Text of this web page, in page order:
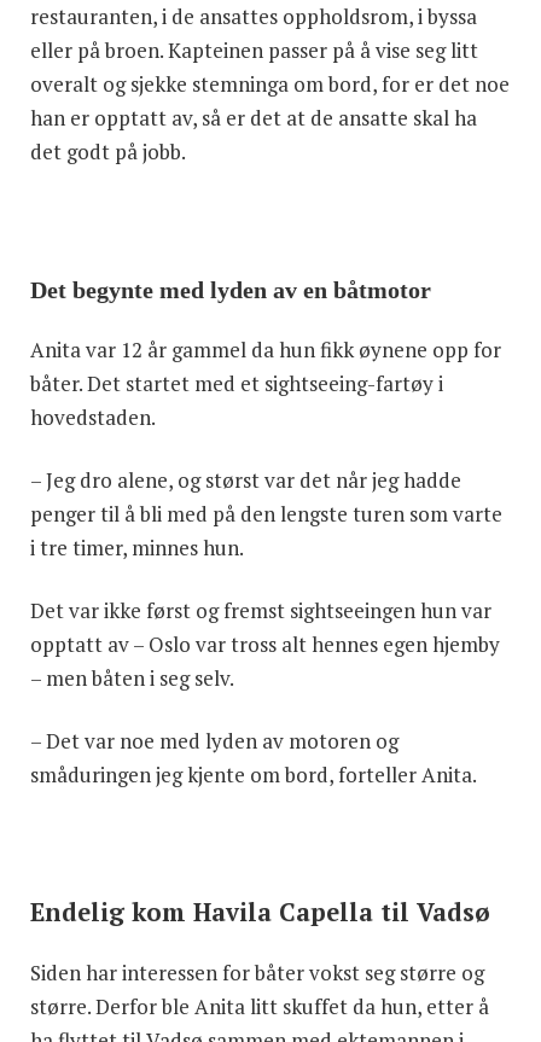
restauranten, i de ansattes oppholdsrom, i byssa
eller på broen. Kapteinen passer på å vise seg litt
overalt og sjekke stemninga om bord, for er det noe
han er opptatt av, så er det at de ansatte skal ha
det godt på jobb.
Det begynte med lyden av en båtmotor
Anita var 12 år gammel da hun fikk øynene opp for
båter. Det startet med et sightseeing-fartøy i
hovedstaden.
– Jeg dro alene, og størst var det når jeg hadde
penger til å bli med på den lengste turen som varte
i tre timer, minnes hun.
Det var ikke først og fremst sightseeingen hun var
opptatt av – Oslo var tross alt hennes egen hjemby
– men båten i seg selv.
– Det var noe med lyden av motoren og
småduringen jeg kjente om bord, forteller Anita.
Endelig kom Havila Capella til Vadsø
Siden har interessen for båter vokst seg større og
større. Derfor ble Anita litt skuffet da hun, etter å